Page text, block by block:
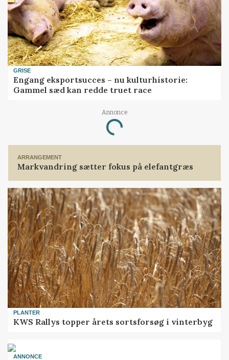
GRISE
Engang eksportsucces – nu kulturhistorie:
Gammel sæd kan redde truet race
Annonce
Loading...
ARRANGEMENT
Markvandring sætter fokus på elefantgræs
PLANTER
KWS Rallys topper årets sortsforsøg i vinterbyg
ANNONCE